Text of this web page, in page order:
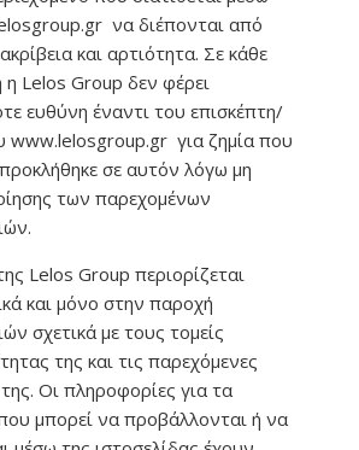
να διέπονται από
και αρτιότητα. Σε κάθε
Lelos Group δεν φέρει
ευθύνη έναντι του επισκέπτη/
www.lelosgroup.gr για ζημία που
σε αυτόν λόγω μη
των παρεχομένων
Lelos Group περιορίζεται
και μόνο στην παροχή
σχετικά με τους τομείς
της και τις παρεχόμενες
Οι πληροφορίες για τα
μπορεί να προβάλλονται ή να